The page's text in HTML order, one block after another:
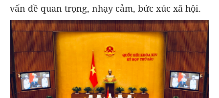
vấn đề quan trọng, nhạy cảm, bức xúc xã hội.